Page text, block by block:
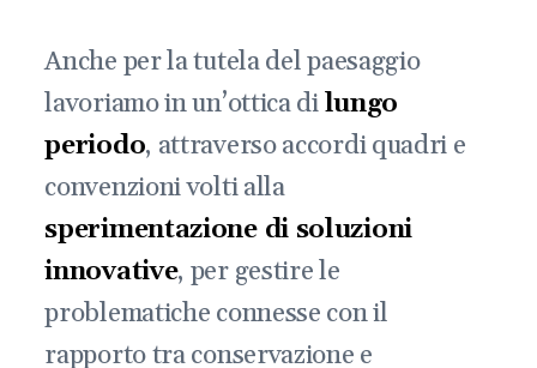
Anche per la tutela del paesaggio
lavoriamo in un’ottica dilungo
periodo, attraverso accordi quadri e
convenzioni volti alla
sperimentazione di soluzioni
innovative, per gestire le
problematiche connesse con il
rapporto tra conservazione e